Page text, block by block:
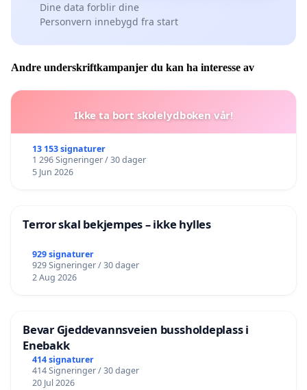
Dine data forblir dine
Personvern innebygd fra start
Andre underskriftkampanjer du kan ha interesse av
Ikke ta bort skolelydboken vår!
13 153 signaturer
1 296 Signeringer / 30 dager
5 Jun 2026
Terror skal bekjempes – ikke hylles
929 signaturer
929 Signeringer / 30 dager
2 Aug 2026
Bevar Gjeddevannsveien bussholdeplass i
Enebakk
414 signaturer
414 Signeringer / 30 dager
20 Jul 2026